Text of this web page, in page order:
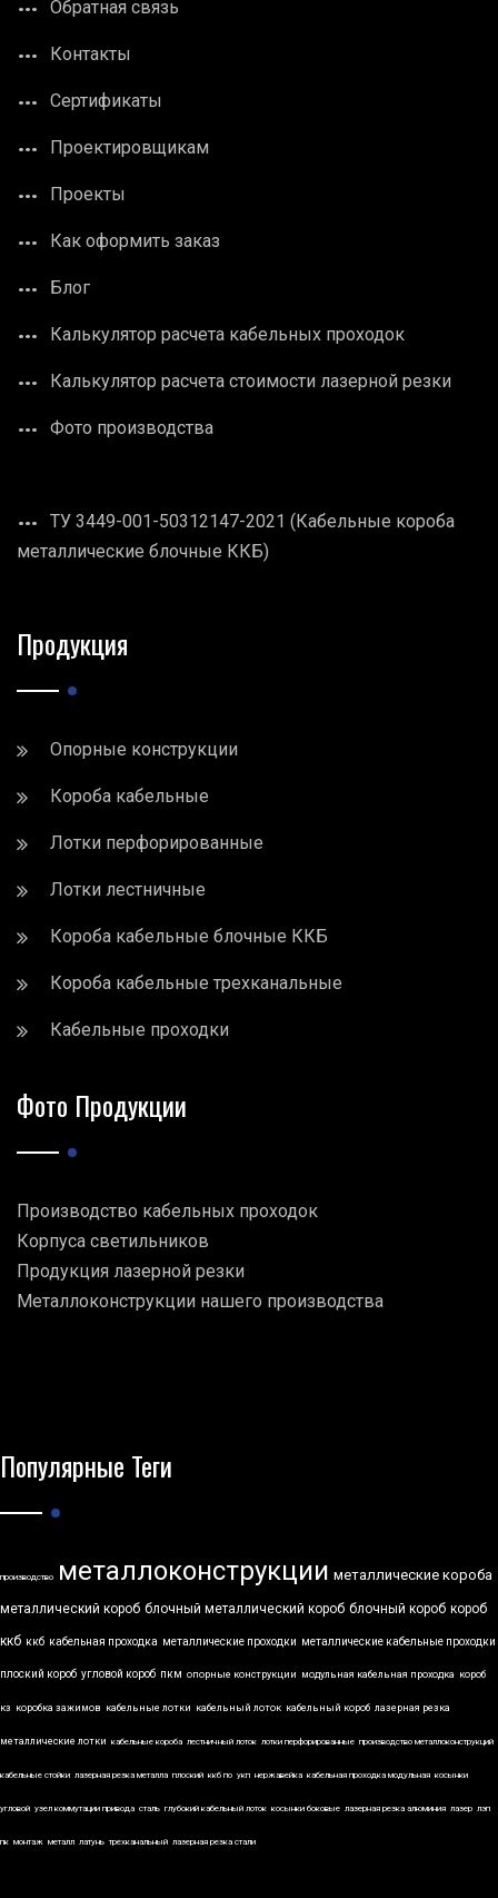
Обратная связь
Контакты
Сертификаты
Проектировщикам
Проекты
Как оформить заказ
Блог
Калькулятор расчета кабельных проходок
Калькулятор расчета стоимости лазерной резки
Фото производства
ТУ 3449-001-50312147-2021 (Кабельные короба
металлические блочные ККБ)
Продукция
Опорные конструкции
Короба кабельные
Лотки перфорированные
Лотки лестничные
Короба кабельные блочные ККБ
Короба кабельные трехканальные
Кабельные проходки
Фото Продукции
Производство кабельных проходок
Корпуса светильников
Продукция лазерной резки
Металлоконструкции нашего производства
Популярные Теги
производство металлоконструкции металлические короба
металлический короб блочный металлический короб блочный короб короб
ккб ккб кабельная проходка металлические проходки металлические кабельные проходки
плоский короб угловой короб пкм опорные конструкции модульная кабельная проходка короб
кз коробка зажимов кабельные лотки кабельный лоток кабельный короб лазерная резка
металлические лотки кабельные короба лестничный лоток лотки перфорированные производство металлоконструкций
кабельные стойки лазерная резка металла плоский ккб по укп нержавейка кабельная проходка модульная косынки
угловой узел коммутации привода сталь глубокий кабельный лоток косынки боковые лазерная резка алюминия лазер лэп
пк монтаж металл латунь трехканальный лазерная резка стали